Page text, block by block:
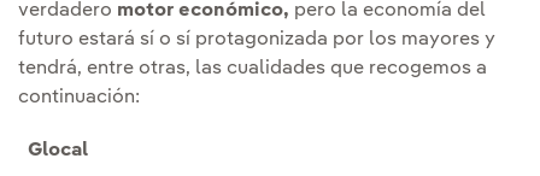
verdadero motor económico, pero la economía del
futuro estará sí o sí protagonizada por los mayores y
tendrá, entre otras, las cualidades que recogemos a
continuación:
Glocal